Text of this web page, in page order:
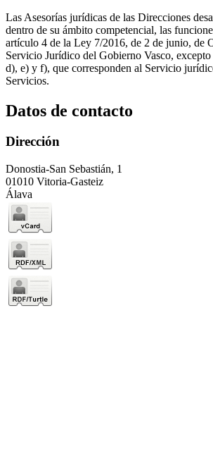
Las Asesorías jurídicas de las Direcciones
dentro de su ámbito competencial, las
artículo 4 de la Ley 7/2016, de 2 de junio, de
Servicio Jurídico del Gobierno Vasco, excepto
d), e) y f), que corresponden al Servicio
Servicios.
Datos de contacto
Dirección
Donostia-San Sebastián, 1
01010 Vitoria-Gasteiz
Álava